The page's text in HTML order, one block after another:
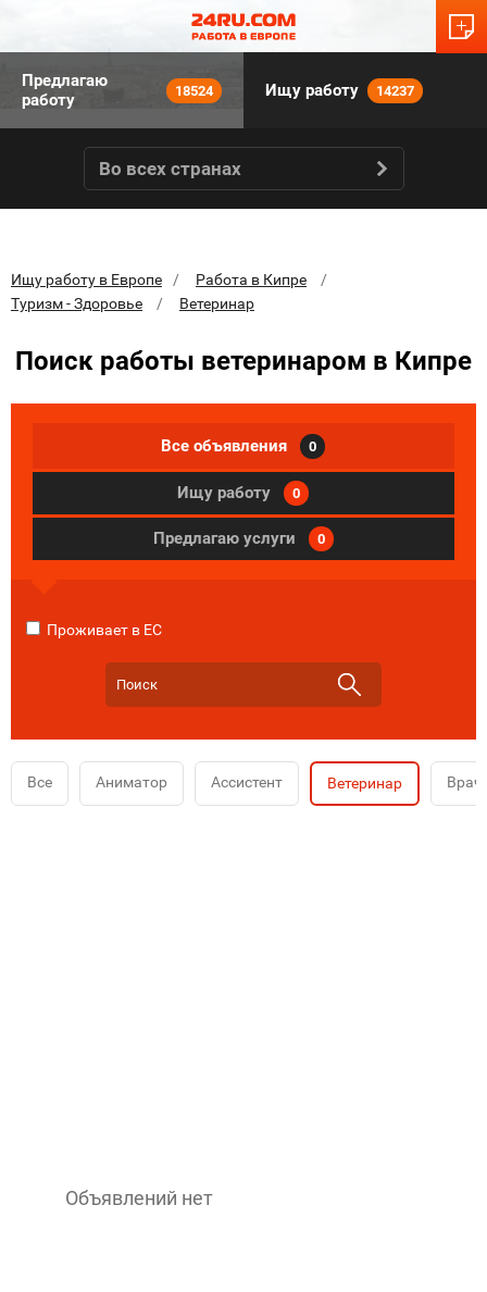
Предлагаю
работу
18524 Ищу работу 14237
Во всех странах
Ищу работу в Европе
Работа в Кипре
Туризм - Здоровье
Ветеринар
Поиск работы ветеринаром в Кипре
Все объявления 0
Ищу работу 0
Предлагаю услуги 0
Проживает в ЕС
Все Аниматор Ассистент Ветеринар Врач
Объявлений нет